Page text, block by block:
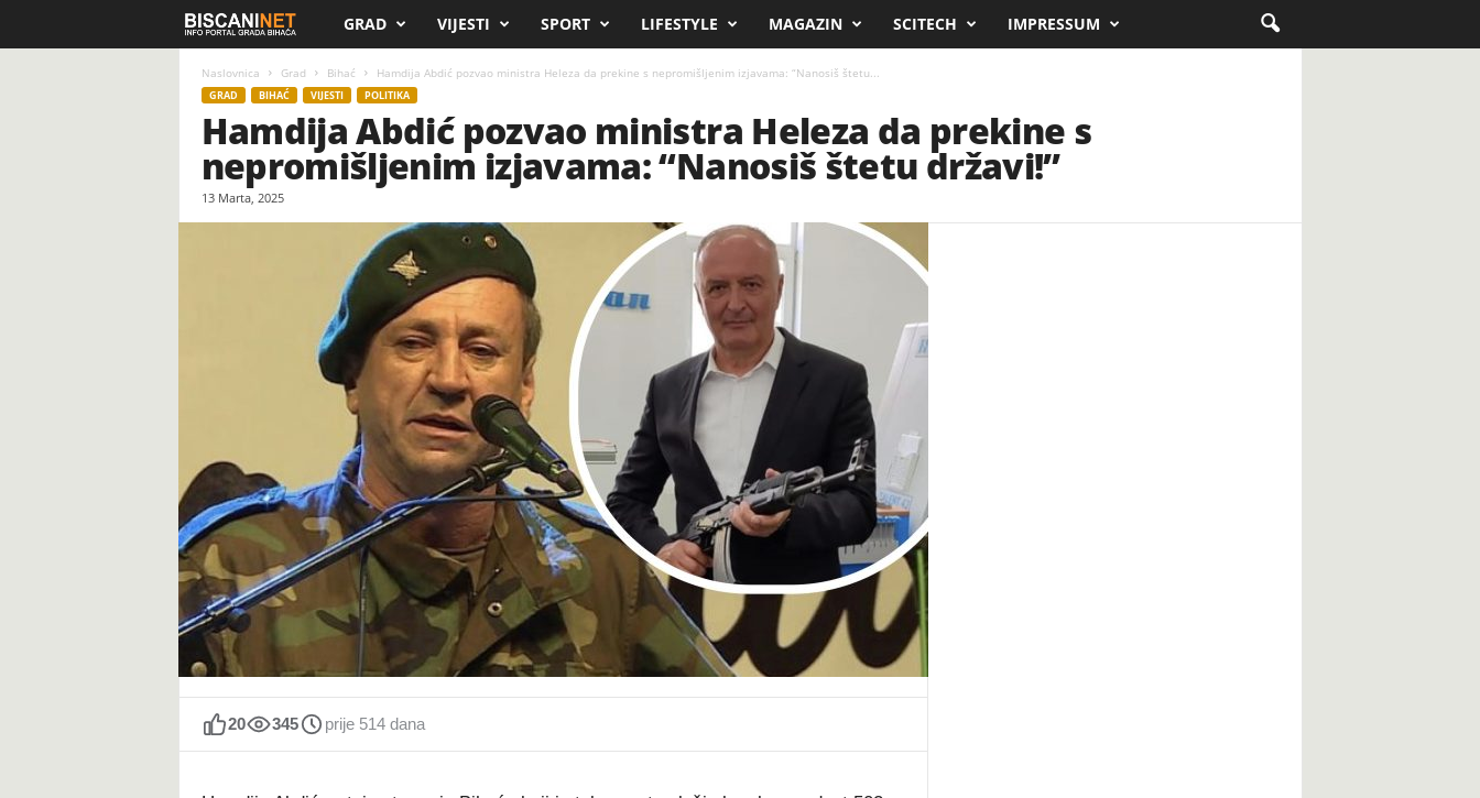
i
s
c
t
GRAD VIJESTI SPORT LIFESTYLE MAGAZIN SCITECH IMPRESSUM
Naslovnica Grad Bihać Hamdija Abdić pozvao ministra Heleza da prekine s nepromišljenim izjavama: “Nanosiš štetu...
GRAD BIHAĆ VIJESTI POLITIKA
Hamdija Abdić pozvao ministra Heleza da prekine s
nepromišljenim izjavama: “Nanosiš štetu državi!”
13 Marta, 2025
20 345 prije 514 dana